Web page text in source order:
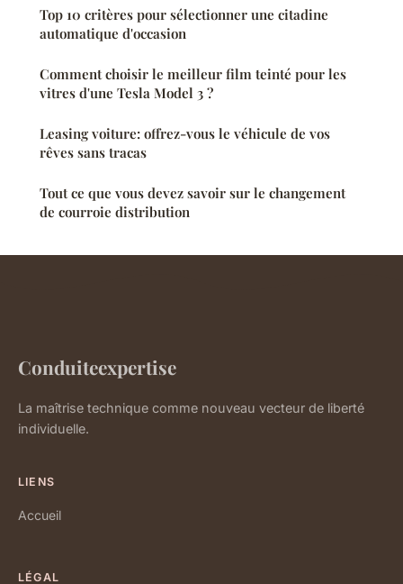
Top 10 critères pour sélectionner une citadine
automatique d'occasion
Comment choisir le meilleur film teinté pour les
vitres d'une Tesla Model 3 ?
Leasing voiture: offrez-vous le véhicule de vos
rêves sans tracas
Tout ce que vous devez savoir sur le changement
de courroie distribution
Conduiteexpertise
La maîtrise technique comme nouveau vecteur de liberté
individuelle.
LIENS
Accueil
LÉGAL